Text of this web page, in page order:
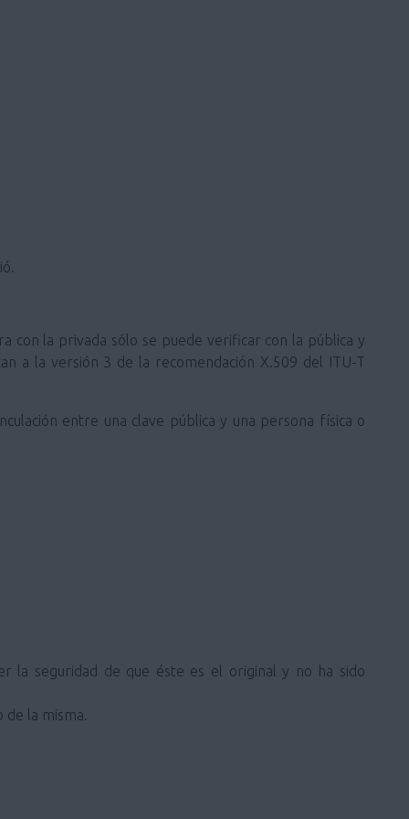
con la privada sólo se puede verificar con la pública y
a la versión 3 de la recomendación X.509 del ITU-T
entre una clave pública y una persona física o
la seguridad de que éste es el original y no ha sido
la misma.